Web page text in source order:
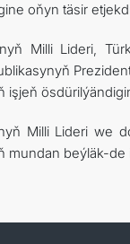
oňyn täsir
Milli Lideri,
işjeň
Milli Lideri we
mundan beýläk-